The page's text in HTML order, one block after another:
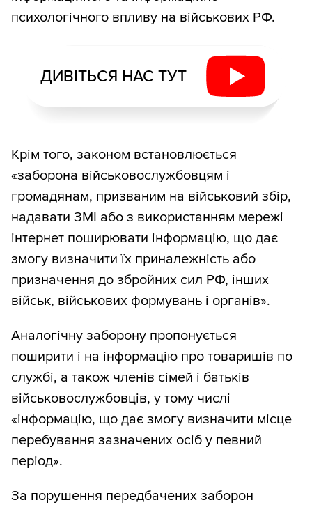
психологічного впливу на військових РФ.
ДИВІТЬСЯ НАС ТУТ
Крім того, законом встановлюється
«заборона військовослужбовцям і
громадянам, призваним на військовий збір,
надавати ЗМІ або з використанням мережі
інтернет поширювати інформацію, що дає
змогу визначити їх приналежність або
призначення до збройних сил РФ, інших
військ, військових формувань і органів».
Аналогічну заборону пропонується
поширити і на інформацію про товаришів по
службі, а також членів сімей і батьків
військовослужбовців, у тому числі
«інформацію, що дає змогу визначити місце
перебування зазначених осіб у певний
період».
За порушення передбачених заборон